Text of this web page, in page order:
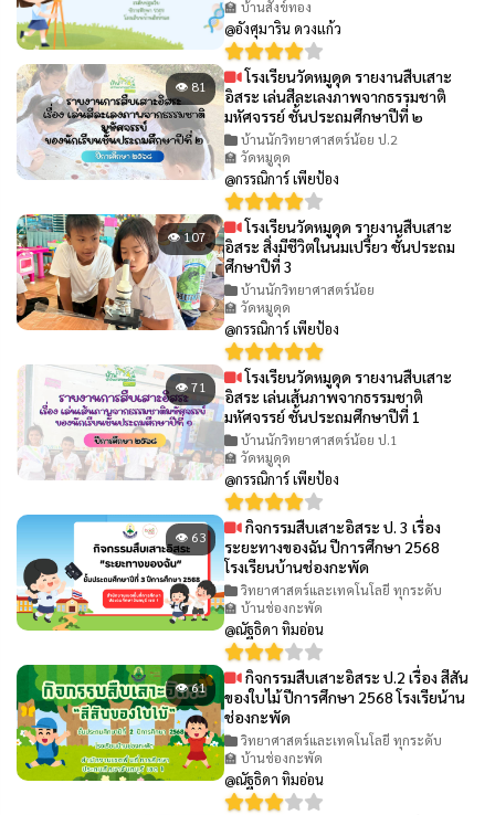
🏫 บ้านสังข์ทอง
@อังศุมาริน ดวงแก้ว
👁 81
โรงเรียนวัดหมูดุด รายงานสืบเสาะ
อิสระ เล่นสีละเลงภาพจากธรรมชาติ
มหัศจรรย์ ชั้นประถมศึกษาปีที่ ๒
บ้านนักวิทยาศาสตร์น้อย ป.2
🏫 วัดหมูดุด
@กรรณิการ์ เพียป้อง
👁 107
โรงเรียนวัดหมูดุด รายงานสืบเสาะ
อิสระ สิ่งมีชีวิตในนมเปรี้ยว ชั้นประถม
ศึกษาปีที่ 3
บ้านนักวิทยาศาสตร์น้อย
🏫 วัดหมูดุด
@กรรณิการ์ เพียป้อง
👁 71
โรงเรียนวัดหมูดุด รายงานสืบเสาะ
อิสระ เล่นเส้นภาพจากธรรมชาติ
มหัศจรรย์ ชั้นประถมศึกษาปีที่ 1
บ้านนักวิทยาศาสตร์น้อย ป.1
🏫 วัดหมูดุด
@กรรณิการ์ เพียป้อง
👁 63
กิจกรรมสืบเสาะอิสระ ป. 3 เรื่อง
ระยะทางของฉัน ปีการศึกษา 2568
โรงเรียนบ้านช่องกะพัด
วิทยาศาสตร์และเทคโนโลยี ทุกระดับ
🏫 บ้านช่องกะพัด
@ณัฐธิดา ทิมอ่อน
👁 61
กิจกรรมสืบเสาะอิสระ ป.2 เรื่อง สีสัน
ของใบไม้ ปีการศึกษา 2568 โรงเรียน้าน
ช่องกะพัด
วิทยาศาสตร์และเทคโนโลยี ทุกระดับ
🏫 บ้านช่องกะพัด
@ณัฐธิดา ทิมอ่อน